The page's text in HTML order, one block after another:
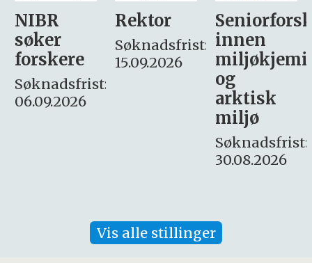
Rektor
Søknadsfrist:
15.09.2026
Seniorforsker
innen
miljøkjemi
søker
– fast
Søknadsfrist:
16. august.
Vis alle stillinger